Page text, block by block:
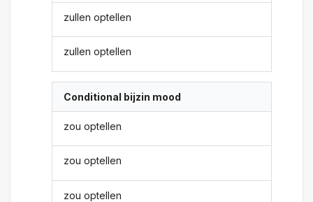
zullen optellen
zullen optellen
Conditional bijzin mood
zou optellen
zou optellen
zou optellen